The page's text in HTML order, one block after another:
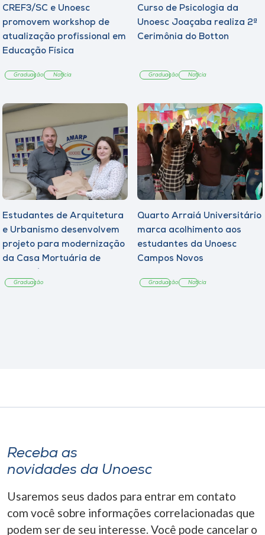
CREF3/SC e Unoesc
promovem workshop de
atualização profissional em
Educação Física
Graduação Notícia
Curso de Psicologia da
Unoesc Joaçaba realiza 2ª
Cerimônia do Botton
Graduação Notícia
Estudantes de Arquitetura
e Urbanismo desenvolvem
projeto para modernização
da Casa Mortuária de
Graduação
Quarto Arraiá Universitário
marca acolhimento aos
estudantes da Unoesc
Campos Novos
Graduação Notícia
Receba as
novidades da Unoesc
Usaremos seus dados para entrar em contato
com você sobre informações correlacionadas que
podem ser de seu interesse. Você pode cancelar o